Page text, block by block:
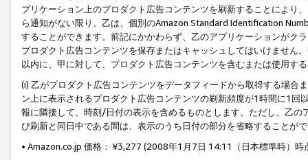
プリケーション上のプロダクト広告コンテンツを刷新することにより
ら通知がない限り、乙は、個別のAmazon Standard Identification
することができます。前記にかかわらず、乙のアプリケーションがク
プロダクト広告コンテンツを保存またはキャッシュしてはいけません
以内に、甲に対して、プロダクト広告コンテンツを含むまたは使用す
(i) 乙がプロダクト広告コンテンツをデータフィードから取得する場合
ン上に表示されるプロダクト広告コンテンツの刷新頻度が1時間に1
報に隣接して、時刻/日付の表示を含めるものとします。ただし、乙
び刷新と同日中である間は、表示のうち日付の部分を省略することが
• Amazon.co.jp 価格： ¥3,277 (2008年1月7日 14:11（日本標準時）